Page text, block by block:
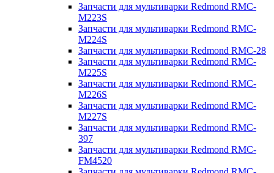
Запчасти для мультиварки Redmond RMC-
M223S
Запчасти для мультиварки Redmond RMC-
M224S
Запчасти для мультиварки Redmond RMC-28
Запчасти для мультиварки Redmond RMC-
M225S
Запчасти для мультиварки Redmond RMC-
M226S
Запчасти для мультиварки Redmond RMC-
M227S
Запчасти для мультиварки Redmond RMC-
397
Запчасти для мультиварки Redmond RMC-
FM4520